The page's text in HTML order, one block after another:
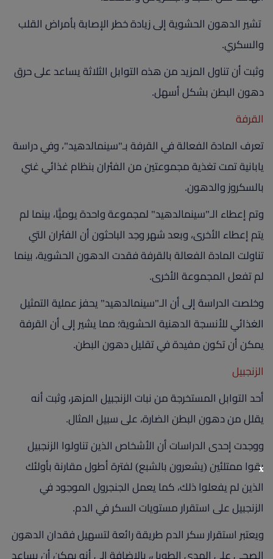
تشير الدهون الحشوية إلى زيادة خطر الإصابة بأمراض القلب
والسكري.
وثبت أن تناول المزيد من هذه التوابل الثلاثة يساعد على حرق
دهون البطن بشكل أسهل.
القرفة
تعرف المادة الفعالة في القرفة بـ"سينمالدهيد"، وفي دراسة
يابانية تمت تغذية مجموعتين من الفئران بنظام غذائي غني
بالسكروز والدهون.
وتم إعطاء الـ"سينمالدهيد" لمجموعة واحدة يوميًّا، بينما لم
يتم إعطاء الأخرى، وبعد شهر وجد الباحثون أن الفئران التي
تناولت المادة الفعالة بالقرفة فقدت الدهون الحشوية، بينما
لم تفعل المجموعة الأخرى.
وخلصت الدراسة إلى أن الـ"سينمالدهيد" يحفز عملية التمثيل
الغذائي للأنسجة الدهنية الحشوية؛ مما يشير إلى أن القرفة
يمكن أن تكون مفيدة في تقليل دهون البطن.
الزنجبيل
أحد التوابل المستخرجة من نبات الزنجبيل المزهر، وثبت أنه
يقلل من دهون البطن الضارة، على سبيل المثال.
ووجدت إحدى الدراسات أن الأشخاص الذين تناولوا الزنجبيل
بقوا ممتلئين (يشعرون بالشبع) لفترة أطول مقارنة بأولئك
الذين لم يفعلوا ذلك، كما يعمل الجنجرول الموجود في
الزنجبيل على استقرار مستويات السكر في الدم.
ويعتبر استقرار سكر الدم طريقة رائعة لتسهيل فقدان الدهون
الصحي على المدى الطويل، بالإضافة إلى أنه يمكن أن يساعد
x